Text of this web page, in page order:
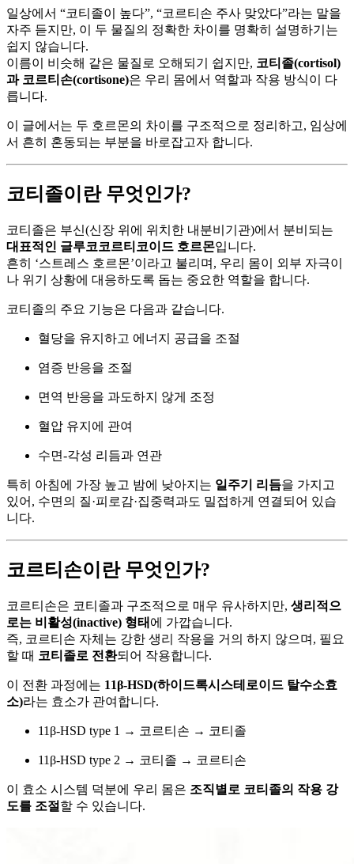
일상에서 “코티졸이 높다”, “코르티손 주사 맞았다”라는 말을
자주 듣지만, 이 두 물질의 정확한 차이를 명확히 설명하기는
쉽지 않습니다.
이름이 비슷해 같은 물질로 오해되기 쉽지만, 코티졸(cortisol)
과 코르티손(cortisone)은 우리 몸에서 역할과 작용 방식이 다
릅니다.
이 글에서는 두 호르몬의 차이를 구조적으로 정리하고, 임상에
서 흔히 혼동되는 부분을 바로잡고자 합니다.
코티졸이란 무엇인가?
코티졸은 부신(신장 위에 위치한 내분비기관)에서 분비되는
대표적인 글루코코르티코이드 호르몬입니다.
흔히 ‘스트레스 호르몬’이라고 불리며, 우리 몸이 외부 자극이
나 위기 상황에 대응하도록 돕는 중요한 역할을 합니다.
코티졸의 주요 기능은 다음과 같습니다.
혈당을 유지하고 에너지 공급을 조절
염증 반응을 조절
면역 반응을 과도하지 않게 조정
혈압 유지에 관여
수면-각성 리듬과 연관
특히 아침에 가장 높고 밤에 낮아지는 일주기 리듬을 가지고
있어, 수면의 질·피로감·집중력과도 밀접하게 연결되어 있습
니다.
코르티손이란 무엇인가?
코르티손은 코티졸과 구조적으로 매우 유사하지만, 생리적으
로는 비활성(inactive) 형태 에 가깝습니다.
즉, 코르티손 자체는 강한 생리 작용을 거의 하지 않으며, 필요
할 때 코티졸로 전환되어 작용합니다.
이 전환 과정에는 11β-HSD(하이드록시스테로이드 탈수소효
소)라는 효소가 관여합니다.
11β-HSD type 1 → 코르티손 → 코티졸
11β-HSD type 2 → 코티졸 → 코르티손
이 효소 시스템 덕분에 우리 몸은 조직별로 코티졸의 작용 강
도를 조절 할 수 있습니다.